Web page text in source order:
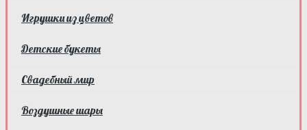
Игрушки из цветов
Детские букеты
Свадебный мир
Воздушные шары